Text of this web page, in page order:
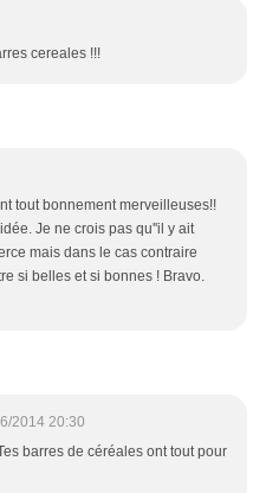
cereales !!!
tout bonnement merveilleuses!!
Je ne crois pas qu''il y ait
mais dans le cas contraire
si belles et si bonnes ! Bravo.
2014 20:30
barres de céréales ont tout pour